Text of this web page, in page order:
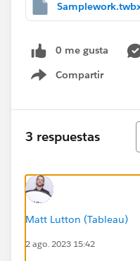
0 me gusta
Compartir
Show menu
3 respuestas
Matt Lutton (Tableau)
2 ago. 2023 15:42